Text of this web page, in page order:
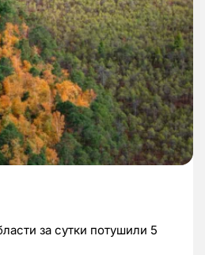
за сутки потушили 5